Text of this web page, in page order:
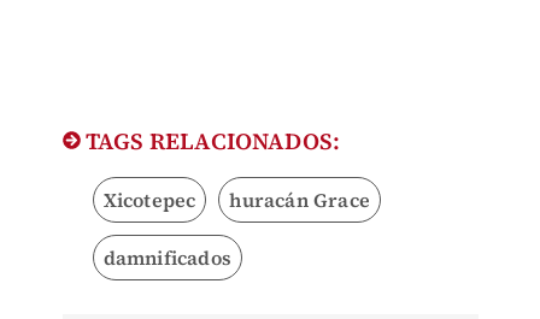
TAGS RELACIONADOS:
Xicotepec huracán Grace
damnificados